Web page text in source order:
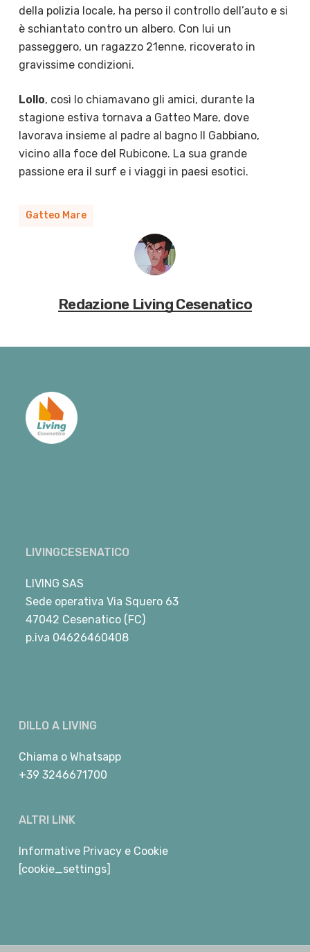
della polizia locale, ha perso il controllo dell’auto e si
è schiantato contro un albero. Con lui un
passeggero, un ragazzo 21enne, ricoverato in
gravissime condizioni.
Lollo, così lo chiamavano gli amici, durante la
stagione estiva tornava a Gatteo Mare, dove
lavorava insieme al padre al bagno Il Gabbiano,
vicino alla foce del Rubicone. La sua grande
passione era il surf e i viaggi in paesi esotici.
Gatteo Mare
Redazione Living Cesenatico
LIVINGCESENATICO
LIVING SAS
Sede operativa Via Squero 63
47042 Cesenatico (FC)
p.iva 04626460408
DILLO A LIVING
Chiama o Whatsapp
+39 3246671700
ALTRI LINK
Informative Privacy e Cookie
[cookie_settings]